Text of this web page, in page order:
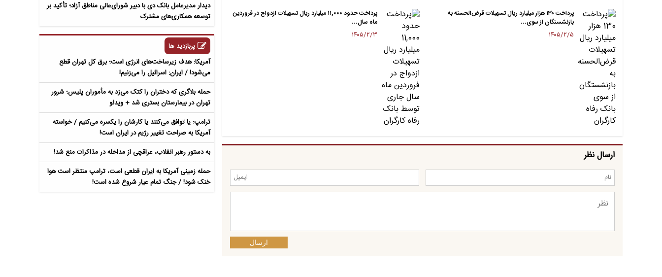
پرداخت ۱۳۰ هزار میلیارد ریال تسهیلات قرض‌الحسنه به
بازنشستگان از سوی…
۱۴۰۵/۲/۵
پرداخت حدود ۱۱,۰۰۰ میلیارد ریال تسهیلات ازدواج در فروردین
ماه سال…
۱۴۰۵/۲/۳
ارسال نظر
ارسال
دیدار مدیرعامل بانک دی با دبیر شورای‌عالی مناطق آزاد؛ تأکید بر
توسعه همکاری‌های مشترک
پربازدید ها
آمریکا: هدف زیرساخت‌های انرژی است؛ برق کل تهران قطع
می‌شود! / ایران: اسرائیل را می‌زنیم!
حمله بلاگری که دختران را کتک می‌زد به مأموران پلیس؛ شرور
تهران در بیمارستان بستری شد + ویدئو
ترامپ: یا توافق می‌کنند یا کارشان را یکسره می‌کنیم / خواسته
آمریکا به صراحت تغییر رژیم در ایران است!
به دستور رهبر انقلاب، عراقچی از مداخله در مذاکرات منع شد!
حمله زمینی آمریکا به ایران قطعی است، ترامپ منتظر است هوا
خنک شود! / جنگ تمام عیار شروع شده است!